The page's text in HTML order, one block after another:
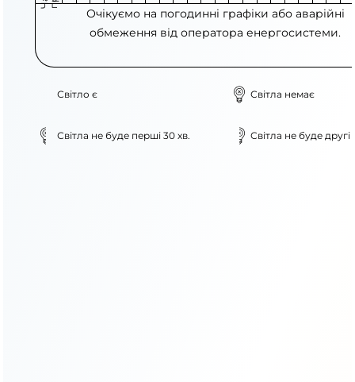
Очікуємо на погодинні графіки або аварійні
обмеження від оператора енергосистеми.
Світло є Світла немає
Світла не буде перші 30 хв. Світла не буде другі